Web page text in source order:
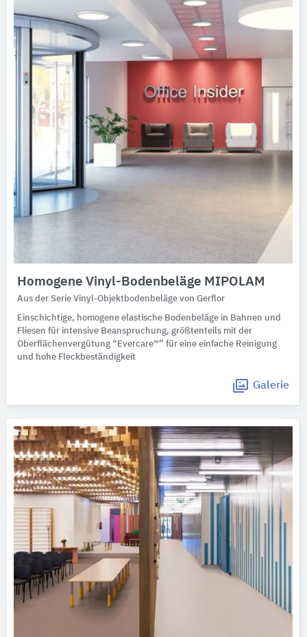
Ausschreibungstexte
CAD-Details
Architekturobjekte
Expertenprofile
Homogene Vinyl-Bodenbeläge MIPOLAM
Aus der Serie Vinyl-Objektbodenbeläge von Gerflor
Einschichtige, homogene elastische Bodenbeläge in Bahnen und
Fliesen für intensive Beanspruchung, größtenteils mit der
Oberflächenvergütung “Evercare™” für eine einfache Reinigung
und hohe Fleckbeständigkeit
Galerie